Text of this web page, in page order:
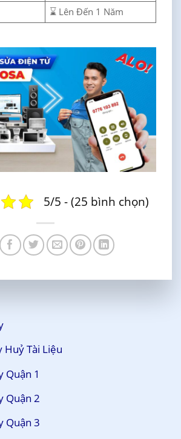
⌛ Lên Đến 1 Năm
5/5 - (25 bình chọn)
Huỷ Tài Liệu
Quận 1
Quận 2
Quận 3